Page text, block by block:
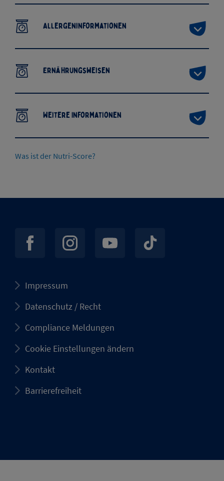
Allergeninformationen
Ernährungsweisen
Weitere Informationen
Was ist der Nutri-Score?
Impressum
Datenschutz / Recht
Compliance Meldungen
Cookie Einstellungen ändern
Kontakt
Barrierefreiheit